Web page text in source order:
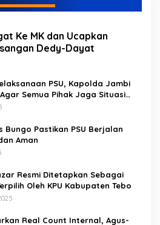
Ke MK dan Ucapkan
Dedy-Dayat
PSU, Kapolda Jambi
Semua Pihak Jaga Situasi
Bungo Pastikan PSU Berjalan
Aman
Resmi Ditetapkan Sebagai
Oleh KPU Kabupaten Tebo
Real Count Internal, Agus-